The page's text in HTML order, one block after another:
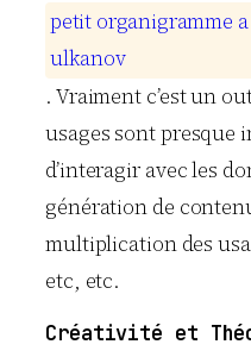
petit organigramme a
ulkanov
. Vraiment c’est un
usages sont presque
d’interagir avec les
génération de
multiplication des
etc, etc.
Créativité et